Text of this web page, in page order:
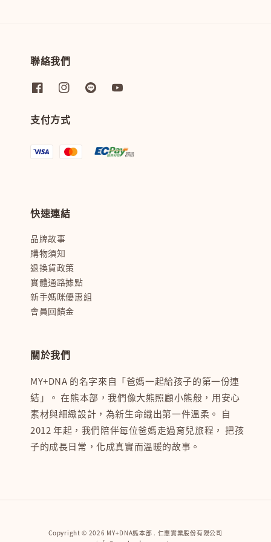
聯絡我們
支付方式
快速連結
品牌故事
購物須知
退換貨政策
實體通路據點
新手媽咪優惠組
會員回饋金
關於我們
MY+DNA 的名字來自「爸媽一起給孩子的第一份連
結」。 在熊本部，我們像大熊照顧小熊般，用安心
素材與細緻設計，為新生命織出第一件溫柔。 自
2012 年起，我們陪伴每位爸媽走過育兒旅程， 把孩
子的成長日常，化成真實而溫暖的故事。
Copyright © 2026 MY+DNA熊本部 . 仁惠實業股份有限公司